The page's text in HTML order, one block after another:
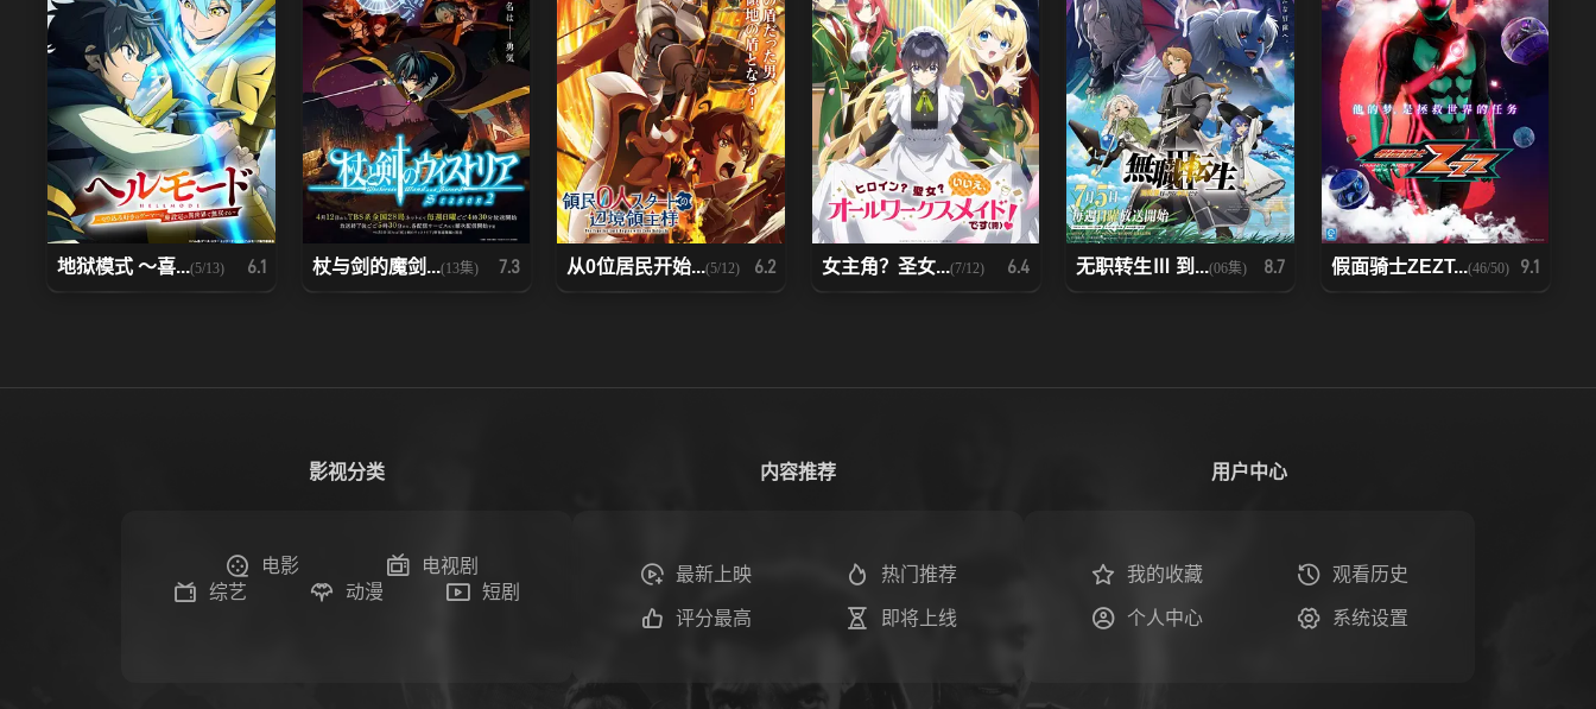
地狱模式 ～喜...(5/13) 6.1 杖与剑的魔剑...(13集) 7.3 从0位居民开始...(5/12) 6.2 女主角？圣女...(7/12) 6.4 无职转生Ⅲ 到...(06集) 8.7 假面骑士ZEZT...(46/50) 9.1
影视分类
电影
电视剧
综艺
动漫 短剧
内容推荐
最新上映 热门推荐
评分最高 即将上线
用户中心
我的收藏 观看历史
个人中心 系统设置